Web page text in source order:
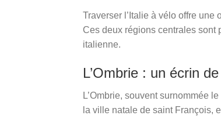
Traverser l’Italie à vélo offre
Ces deux régions centrales sont
italienne.
L’Ombrie : un écrin
L’Ombrie, souvent surnommée
la ville natale de saint François,